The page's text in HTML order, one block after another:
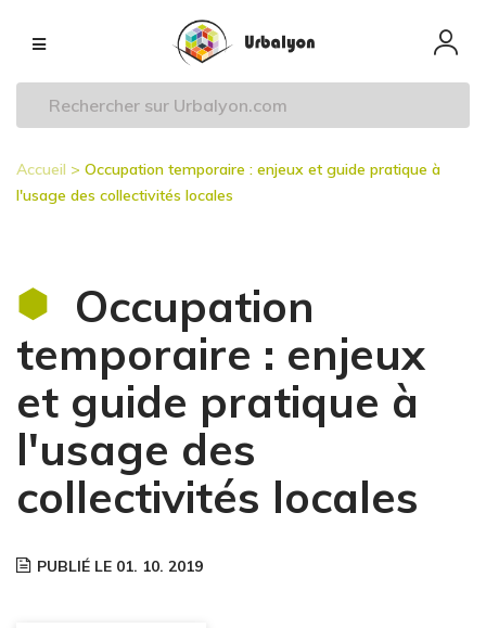
principal
Navigation
principale
Fil
Accueil
Occupation temporaire : enjeux et guide pratique à
l'usage des collectivités locales
Occupation
temporaire : enjeux
et guide pratique à
l'usage des
collectivités locales
PUBLIÉ LE 01. 10. 2019